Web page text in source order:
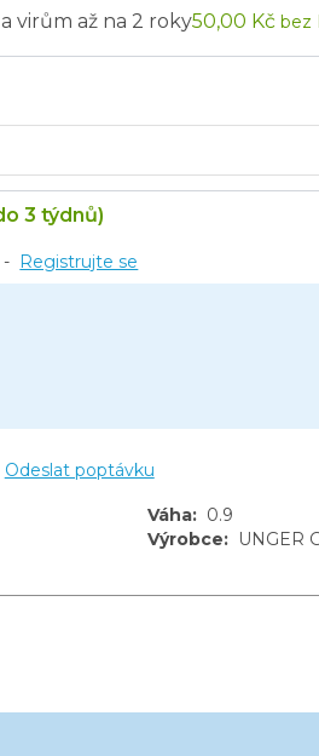
3 týdnů)
virům až na 2 roky50,00 Kč bez
- Registrujte se
Odeslat poptávku
Váha: 0.9
Výrobce: UNGER